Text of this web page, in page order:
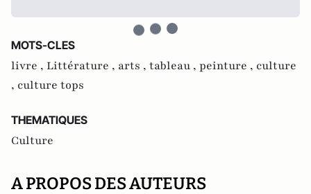
MOTS-CLES
livre , Littérature , arts , tableau , peinture , culture
, culture tops
THEMATIQUES
Culture
A PROPOS DES AUTEURS